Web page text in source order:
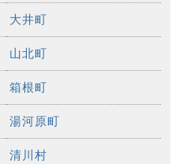
大井町
山北町
箱根町
湯河原町
清川村